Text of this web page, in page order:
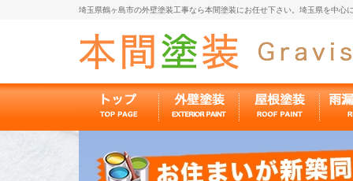
埼玉県鶴ヶ島市の外壁塗装工事なら本間塗装にお任せ下さい。埼玉県を中